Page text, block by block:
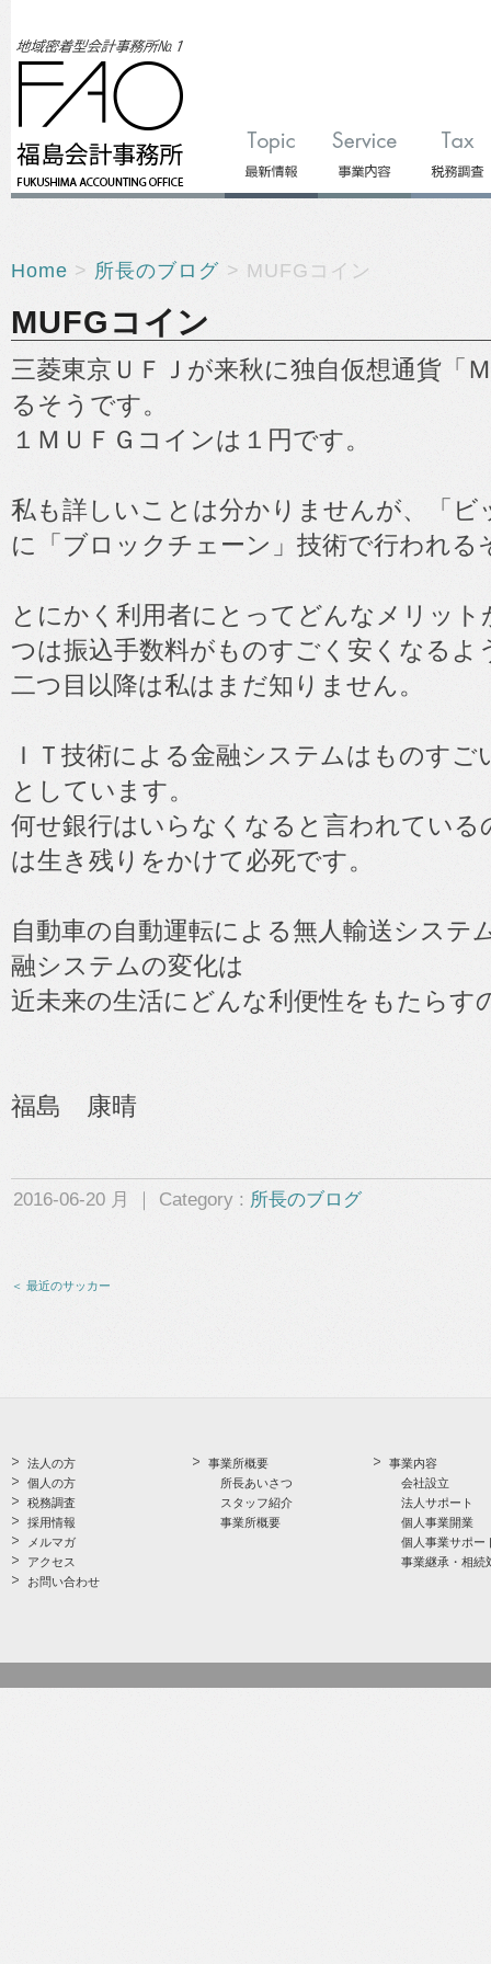
Home > 所長のブログ > MUFGコイン
MUFGコイン
三菱東京ＵＦＪが来秋に独自仮想通貨「
るそうです。
１ＭＵＦＧコインは１円です。
私も詳しいことは分かりませんが、「
に「ブロックチェーン」技術で行われる
とにかく利用者にとってどんなメリッ
つは振込手数料がものすごく安くなるよ
二つ目以降は私はまだ知りません。
ＩＴ技術による金融システムはものす
としています。
何せ銀行はいらなくなると言われている
は生き残りをかけて必死です。
自動車の自動運転による無人輸送システ
融システムの変化は
近未来の生活にどんな利便性をもたらす
福島 康晴
2016-06-20 月 ｜ Category : 所長のブログ
＜ 最近のサッカー
法人の方
個人の方
税務調査
採用情報
メルマガ
アクセス
お問い合わせ
事業所概要
所長あいさつ
スタッフ紹介
事業所概要
事業内容
会社設立
法人サポート
個人事業開業
個人事業サポー
事業継承・相続